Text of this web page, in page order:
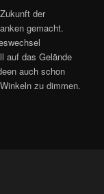
der
gemacht.
auf das Gelände
auch schon
zu dimmen.